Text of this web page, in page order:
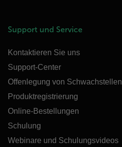
Support und Service
Kontaktieren Sie uns
Support-Center
Offenlegung von Schwachstellen
Produktregistrierung
Online-Bestellungen
Schulung
Webinare und Schulungsvideos